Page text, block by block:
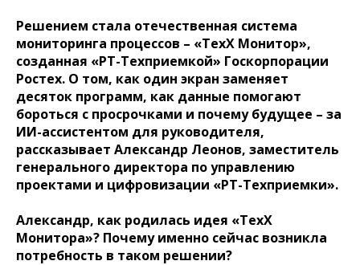
Решением стала отечественная система
мониторинга процессов – «ТехХ Монитор»,
созданная «РТ-Техприемкой» Госкорпорации
Ростех. О том, как один экран заменяет
десяток программ, как данные помогают
бороться с просрочками и почему будущее – за
ИИ-ассистентом для руководителя,
рассказывает Александр Леонов, заместитель
генерального директора по управлению
проектами и цифровизации «РТ-Техприемки».
Александр, как родилась идея «ТехХ
Монитора»? Почему именно сейчас возникла
потребность в таком решении?